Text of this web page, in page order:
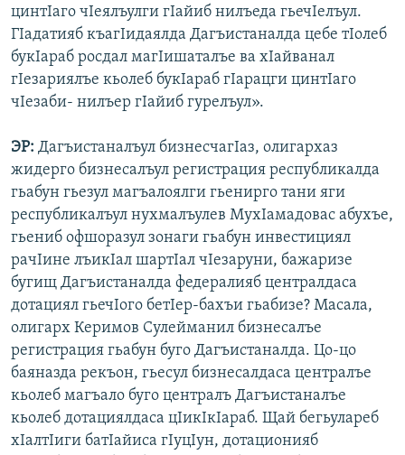
цинтIаго чIеялъулги гIайиб нилъеда гьечIелъул.
ГIадатияб къагIидаялда Дагъистаналда цебе тIолеб
букIараб росдал магIишаталъе ва хIайванал
гIезариялъе кьолеб букIараб гIарацги цинтIаго
чIезаби- нилъер гIайиб гурелъул».
ЭР: Дагъистаналъул бизнесчагIаз, олигархаз
жидерго бизнесалъул регистрация республикалда
гьабун гьезул магъалоялги гьенирго тани яги
республикалъул нухмалъулев МухIамадовас абухъе,
гьениб офшоразул зонаги гьабун инвестициял
рачIине лъикIал шартIал чIезаруни, бажаризе
бугищ Дагъистаналда федералияб централдаса
дотациял гьечIого бетIер-бахъи гьабизе? Масала,
олигарх Керимов Сулейманил бизнесалъе
регистрация гьабун буго Дагъистаналда. Цо-цо
баяназда рекъон, гьесул бизнесалдаса централъе
кьолеб магъало буго централъ Дагъистаналъе
кьолеб дотациялдаса цIикIкIараб. Щай бегьулареб
хIалтIиги батIайиса гIуцIун, дотационияб